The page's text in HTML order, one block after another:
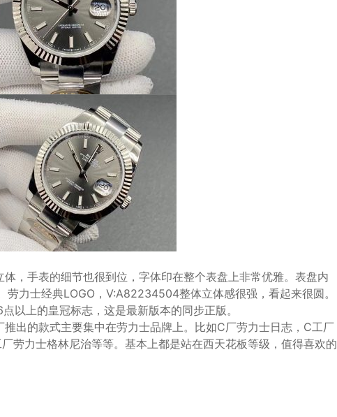
，手表的细节也很到位，字体印在整个表盘上非常优雅。表盘内
力士经典LOGO，V:A82234504整体立体感很强，看起来很圆。
以上的皇冠标志，这是最新版本的同步正版。
出的款式主要集中在劳力士品牌上。比如C厂劳力士日志，C工厂
劳力士格林尼治等等。基本上都是站在西天花板等级，值得喜欢的